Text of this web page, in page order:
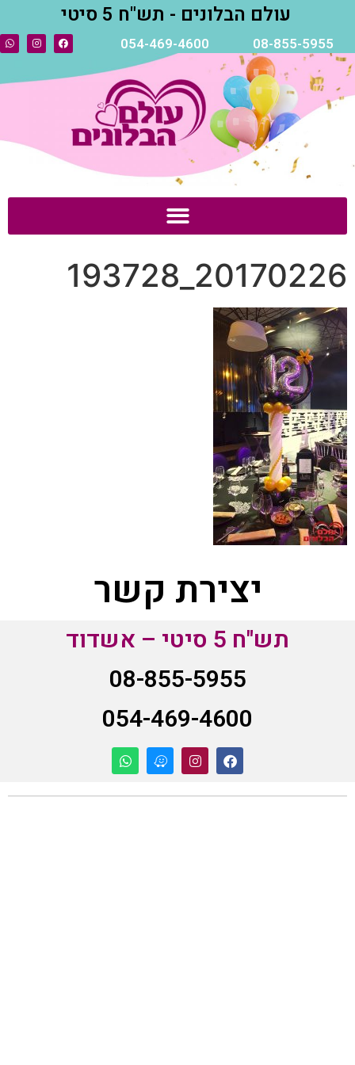
עולם הבלונים - תש"ח 5 סיטי
08-855-5955
054-469-4600
20170226_193728
יצירת קשר
תש"ח 5 סיטי – אשדוד
08-855-5955
054-469-4600